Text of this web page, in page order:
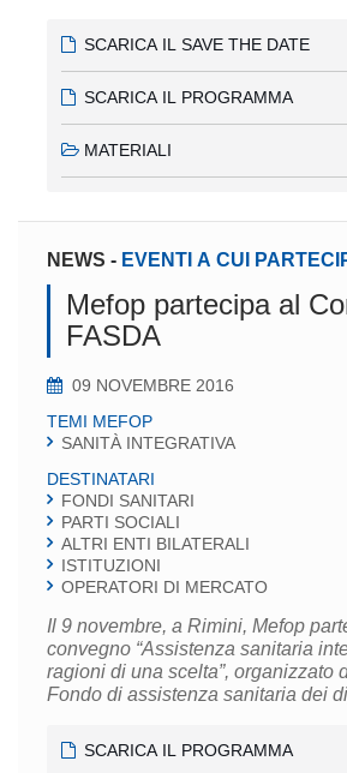
SCARICA IL SAVE THE DATE
SCARICA IL PROGRAMMA
MATERIALI
NEWS - EVENTI A CUI
Mefop partecipa al
FASDA
09 NOVEMBRE 2016
TEMI MEFOP
SANITÀ INTEGRATIVA
DESTINATARI
FONDI SANITARI
PARTI SOCIALI
ALTRI ENTI BILATERALI
ISTITUZIONI
OPERATORI DI MERCATO
Il 9 novembre, a Rimini, Mefop
convegno “Assistenza sanitaria
ragioni di una scelta”, organizzato
Fondo di assistenza sanitaria dei
SCARICA IL PROGRAMMA